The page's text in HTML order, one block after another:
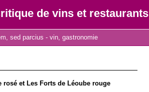
de vins et restaurants
sed parcius - vin, gastronomie
rosé et Les Forts de Léoube rouge